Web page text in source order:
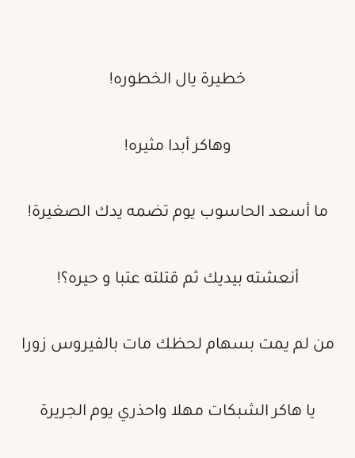
خطيرة يال الخطوره!
وهاكر أبدا مثيره!
ما أسعد الحاسوب يوم تضمه يدك الصغيرة!
أنعشته بيديك ثم قتلته عتبا و حيره؟!
من لم يمت بسهام لحظك مات بالفيروس زورا
يا هاكر الشبكات مهلا واحذري يوم الجريرة